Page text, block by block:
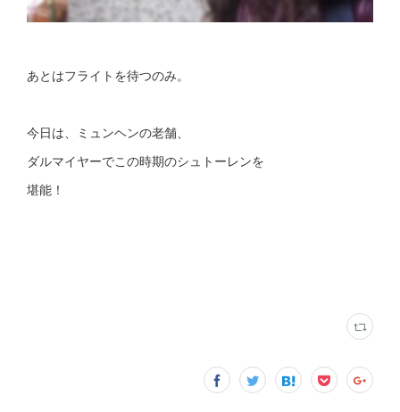
あとはフライトを待つのみ。
今日は、ミュンヘンの老舗、
ダルマイヤーでこの時期のシュトーレンを
堪能！